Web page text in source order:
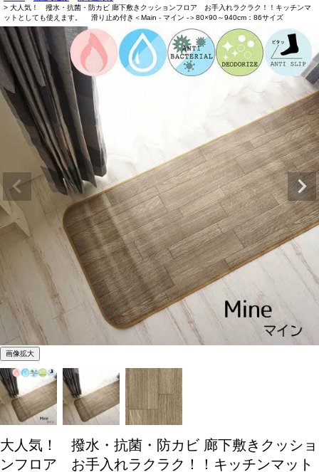
大人気！ 撥水・抗菌・防カビ 廊下敷きクッションフロア お手入れラクラク！！キッチンマ
ットとしても使えます。 滑り止め付き＜Main - マイン -＞80×90～940cm：86サイズ
画像拡大
大人気！ 撥水・抗菌・防カビ 廊下敷きクッショ
ンフロア お手入れラクラク！！キッチンマット